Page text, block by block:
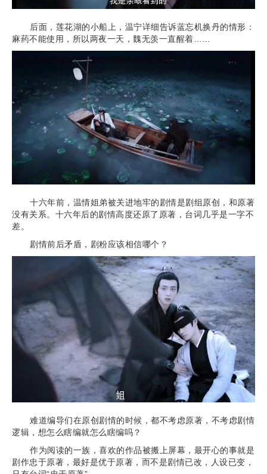
后面，莲花湖的小船上，温宁详细告诉蓝忘机换丹的情形：
麻药不能使用，所以两夜一天，魏无羡一直醒着……
十六年前，温情姐弟被关进地牢的剧情是剧组原创，和原著
没有关系。十六年后的剧情高度还原了原著，台词几乎是一字不
差。
剧情前后矛盾，剧粉应该相信哪个？
难道编导们在原创剧情的时候，都不考虑原著，不考虑剧情
逻辑，想怎么瞎编就怎么瞎编吗？
作为阅读的一族，喜欢的作品被搬上屏幕，最开心的事就是
剧作忠于原著，最好是优于原著，而不是剧情已改，人设已变，